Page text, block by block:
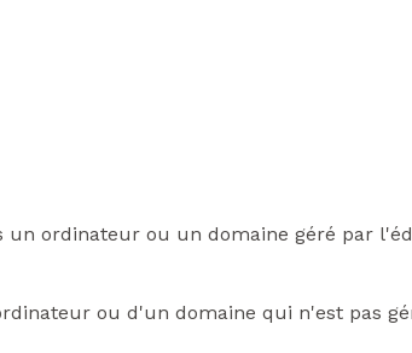
ordinateur ou un domaine géré par
ou d'un domaine qui n'est pas